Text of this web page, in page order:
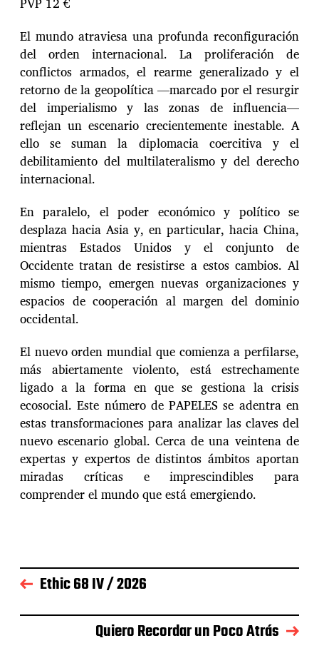
El mundo atraviesa una profunda reconfiguración
del orden internacional. La proliferación de
conflictos armados, el rearme generalizado y el
retorno de la geopolítica —marcado por el resurgir
del imperialismo y las zonas de influencia—
reflejan un escenario crecientemente inestable. A
ello se suman la diplomacia coercitiva y el
debilitamiento del multilateralismo y del derecho
internacional.
En paralelo, el poder económico y político se
desplaza hacia Asia y, en particular, hacia China,
mientras Estados Unidos y el conjunto de
Occidente tratan de resistirse a estos cambios. Al
mismo tiempo, emergen nuevas organizaciones y
espacios de cooperación al margen del dominio
occidental.
El nuevo orden mundial que comienza a perfilarse,
más abiertamente violento, está estrechamente
ligado a la forma en que se gestiona la crisis
ecosocial. Este número de PAPELES se adentra en
estas transformaciones para analizar las claves del
nuevo escenario global. Cerca de una veintena de
expertas y expertos de distintos ámbitos aportan
miradas críticas e imprescindibles para
comprender el mundo que está emergiendo.
Ethic 68 IV / 2026
Quiero Recordar un Poco Atrás